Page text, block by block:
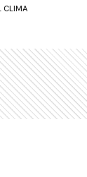
CLIMA